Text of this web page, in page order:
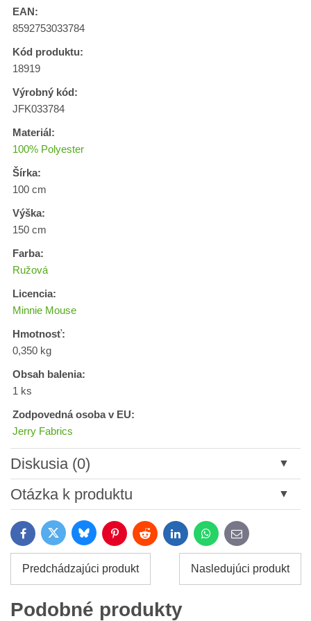
EAN:
8592753033784
Kód produktu:
18919
Výrobný kód:
JFK033784
Materiál:
100% Polyester
Šírka:
100 cm
Výška:
150 cm
Farba:
Ružová
Licencia:
Minnie Mouse
Hmotnosť:
0,350 kg
Obsah balenia:
1 ks
Zodpovedná osoba v EU:
Jerry Fabrics
Diskusia (0)
Nový komentár
Názov:
Meno:*
Otázka k produktu
*
Váš e-mail:*
FacebookTwitter BlueskyPinterestReddit LinkedInWhatsApp
E-
mail
Predchádzajúci produkt Nasledujúci produkt
Podobné produkty